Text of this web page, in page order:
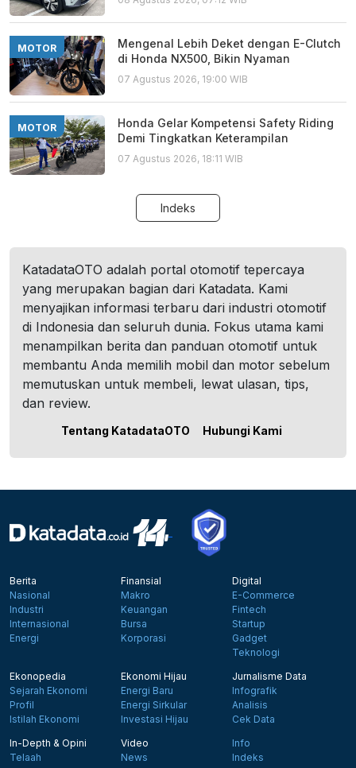
MOTOR
Mengenal Lebih Deket dengan E-Clutch
di Honda NX500, Bikin Nyaman
07 Agustus 2026, 19:00 WIB
MOTOR
Honda Gelar Kompetensi Safety Riding
Demi Tingkatkan Keterampilan
07 Agustus 2026, 18:11 WIB
Indeks
KatadataOTO adalah portal otomotif tepercaya
yang merupakan bagian dari Katadata. Kami
menyajikan informasi terbaru dari industri otomotif
di Indonesia dan seluruh dunia. Fokus utama kami
menampilkan berita dan panduan otomotif untuk
membantu Anda memilih mobil dan motor sebelum
memutuskan untuk membeli, lewat ulasan, tips,
dan review.
Tentang KatadataOTO Hubungi Kami
Berita
Nasional
Industri
Internasional
Energi
Finansial
Makro
Keuangan
Bursa
Korporasi
Digital
E-Commerce
Fintech
Startup
Gadget
Teknologi
Ekonopedia
Sejarah Ekonomi
Profil
Istilah Ekonomi
Ekonomi Hijau
Energi Baru
Energi Sirkular
Investasi Hijau
Jurnalisme Data
Infografik
Analisis
Cek Data
In-Depth & Opini
Telaah
Video
News
Info
Indeks